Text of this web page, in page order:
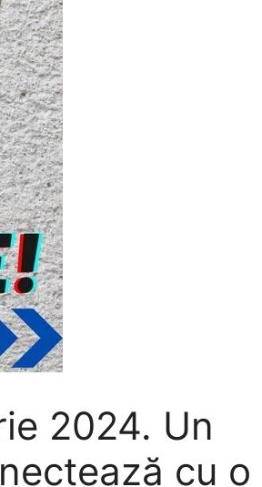
2024. Un
cu o